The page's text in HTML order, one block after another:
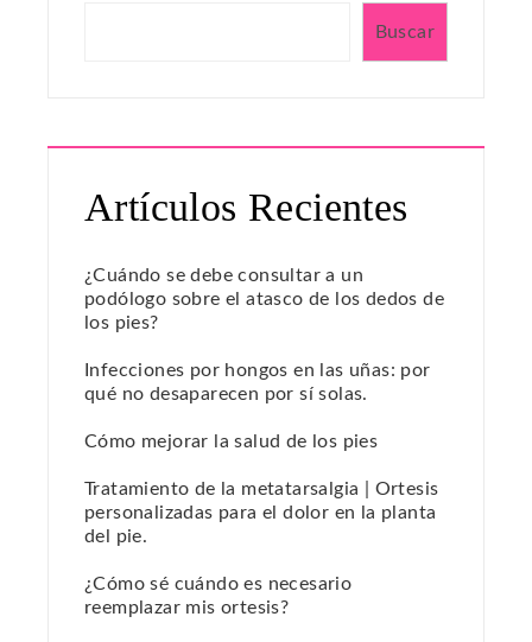
Buscar
Artículos Recientes
¿Cuándo se debe consultar a un
podólogo sobre el atasco de los dedos de
los pies?
Infecciones por hongos en las uñas: por
qué no desaparecen por sí solas.
Cómo mejorar la salud de los pies
Tratamiento de la metatarsalgia | Ortesis
personalizadas para el dolor en la planta
del pie.
¿Cómo sé cuándo es necesario
reemplazar mis ortesis?